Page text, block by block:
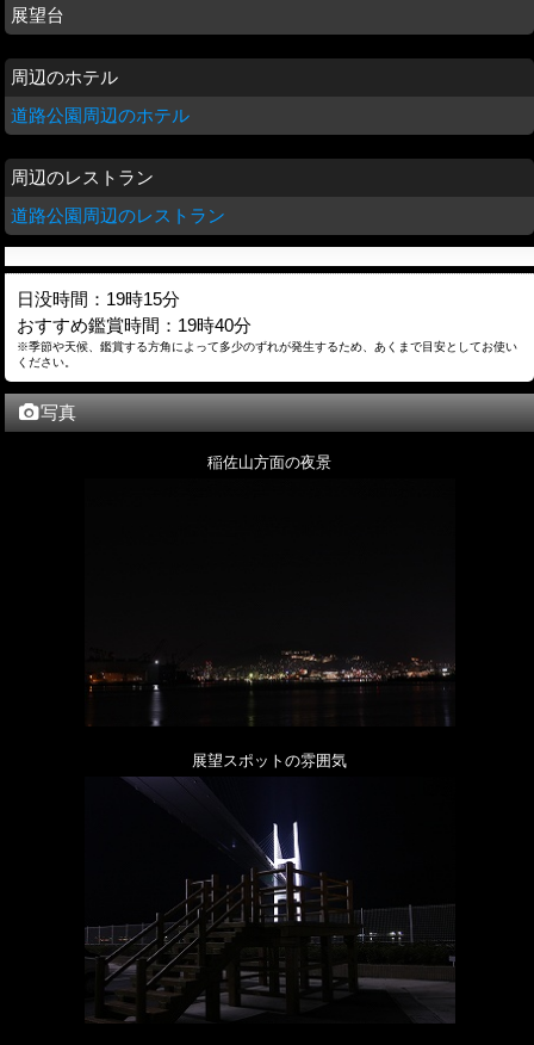
展望台
周辺のホテル
道路公園周辺のホテル
周辺のレストラン
道路公園周辺のレストラン
日没時間：19時15分
おすすめ鑑賞時間：19時40分
※季節や天候、鑑賞する方角によって多少のずれが発生するため、あくまで目安としてお使い
ください。
写真
稲佐山方面の夜景
展望スポットの雰囲気